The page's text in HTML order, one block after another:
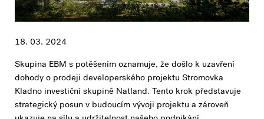
18. 03. 2024
Skupina EBM s potěšením oznamuje, že došlo k uzavření
dohody o prodeji developerského projektu Stromovka
Kladno investiční skupině Natland. Tento krok představuje
strategický posun v budoucím vývoji projektu a zároveň